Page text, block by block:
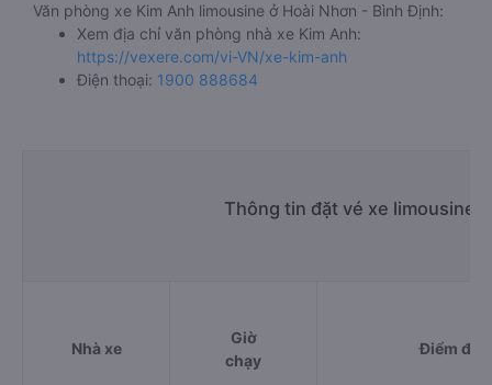
Văn phòng xe Kim Anh limousine ở Hoài Nhơn - Bình Định:
Xem địa chỉ văn phòng nhà xe Kim Anh:
https://vexere.com/vi-VN/xe-kim-anh
Điện thoại: 1900 888684
Thông tin đặt vé xe limousine
Nhà xe
Giờ
chạy
Điểm đi